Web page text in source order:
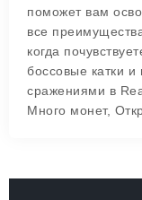
поможет вам
все
когда
боссовые катки
сражениями в
Много монет,